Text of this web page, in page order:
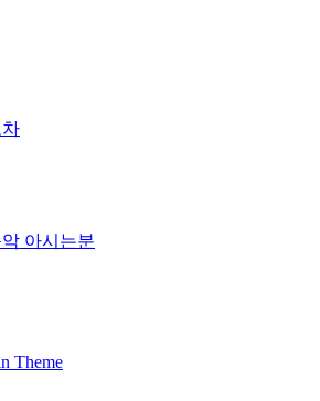
아시는분
Theme